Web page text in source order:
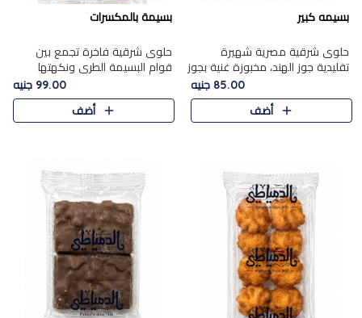
بسيمه كبير
حلوى شرقية مصرية شهيرة
تقليدية جوز الهند، مخبوزة غنية بجوز
الهند، بلمسه ذهبية وتتميز بقوامها
المرمل وطعمها اللذيذ الذي يشبه
البسبوسة. تُخبز..
85.00 جنيه
أضف
بسيمة بالمكسرات
حلوى شرقية فاخرة تجمع بين
قوام البسيمة الطري ونكهتها
الغنية، مزينة بتشكيلة مختارة من
اللوز والبندق والمكسرات الفاخرة.
مزيج متوازن من القوام ..
99.00 جنيه
أضف